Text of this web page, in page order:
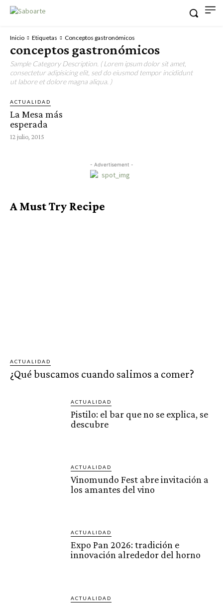
Inicio Etiquetas Conceptos gastronómicos
conceptos gastronómicos
Sample Category Description. ( Lorem ipsum dolor sit amet,
consectetur adipisicing elit, sed do eiusmod tempor incididunt
ut labore et dolore magna aliqua. )
ACTUALIDAD
La Mesa más
esperada
12 julio, 2015
- Advertisement -
A Must Try Recipe
ACTUALIDAD
¿Qué buscamos cuando salimos a comer?
ACTUALIDAD
Pistilo: el bar que no se explica, se
descubre
ACTUALIDAD
Vinomundo Fest abre invitación a
los amantes del vino
ACTUALIDAD
Expo Pan 2026: tradición e
innovación alrededor del horno
ACTUALIDAD